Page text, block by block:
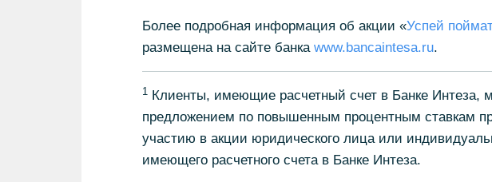
Более подробная информация об акции «Успей
размещена на сайте банка www.bancaintesa.ru.
1Клиенты, имеющие расчетный счет в Банке Интеза,
предложением по повышенным процентным ставкам
участию в акции юридического лица или
имеющего расчетного счета в Банке Интеза.